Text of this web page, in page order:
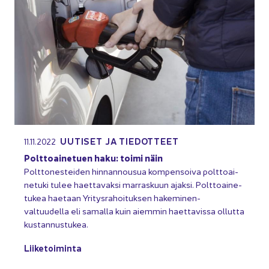
11.11.2022 UU­TI­SET JA TIE­DOT­TEET
Polt­toai­ne­tuen haku: toimi näin
Polt­to­nes­tei­den hinn­an­nousua kom­pen­soi­va polt­toai­
ne­tu­ki tulee haet­ta­vak­si mar­ras­kuun ajak­si. Polt­toai­ne­
tu­kea hae­taan Yri­tys­ra­hoi­tuk­sen hakeminen-​
valtuudella eli sa­mal­la kuin ai­em­min haet­ta­vis­sa ol­lut­ta
kus­tan­nus­tu­kea.
Lii­ke­toi­min­ta